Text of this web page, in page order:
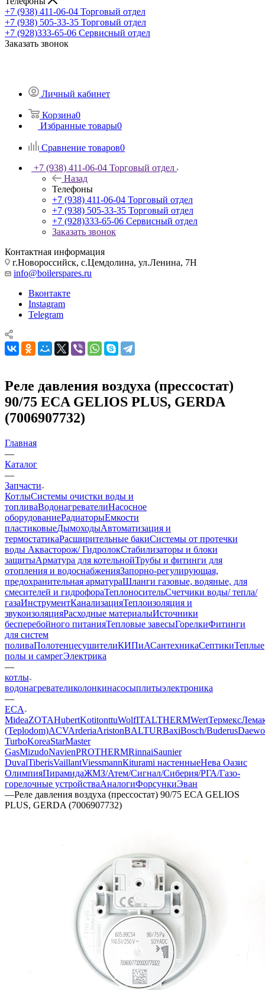
+7 (938) 411-06-04 Торговый отдел
+7 (938) 505-33-35 Торговый отдел
+7 (928)333-65-06 Сервисный отдел
Заказать звонок
Личный кабинет
Корзина0
Избранные товары0
Сравнение товаров0
+7 (938) 411-06-04 Торговый отдел
Назад
Телефоны
+7 (938) 411-06-04 Торговый отдел
+7 (938) 505-33-35 Торговый отдел
+7 (928)333-65-06 Сервисный отдел
Заказать звонок
Контактная информация
г.Новороссийск, с.Цемдолина, ул.Ленина, 7Н
info@boilerspares.ru
Вконтакте
Instagram
Telegram
Реле давления воздуха (прессостат)
90/75 ECA GELIOS PLUS, GERDA
(7006907732)
Главная
—
Каталог
—
Запчасти
КотлыСистемы очистки воды и
топливаВодонагревателиНасосное
оборудованиеРадиаторыЕмкости
пластиковыеДымоходыАвтоматизация и
термостатикаРасширительные бакиСистемы от протечки
воды Аквасторож/ ГидролокСтабилизаторы и блоки
защитыАрматура для котельнойТрубы и фитинги для
отопления и водоснабженияЗапорно-регулирующая,
предохранительная арматураШланги газовые, водяные, для
смесителей и гидрофораТеплоносительСчетчики воды/ тепла/
газаИнструментКанализацияТеплоизоляция и
звукоизоляцияРасходные материалыИсточники
бесперебойного питанияТепловые завесыГорелкиФитинги
для систем
поливаПолотенцесушителиКИПиАСантехникаСептикиТеплые
полы и самрегЭлектрика
—
котлы
водонагревателиколонкинасосыплитыэлектроника
—
ECA
MideaZOTAHubertKotitonttuWolfITALTHERMWertТермекс
(Teplodom)ACVArderiaAristonBALTURBaxiBosch/Buderus
TurboKoreaStarMaster
GasMizudoNavienPROTHERMRinnaiSaunier
DuvalTiberisVaillantViessmannКiturami настенныеНева Оазис
ОлимпияПирамидаЖМЗ/Атем/Сигнал/Сиберия/РГА/Газо-
горелочные устройстваAналогиФорсункиЭван
—Реле давления воздуха (прессостат) 90/75 ECA GELIOS
PLUS, GERDA (7006907732)